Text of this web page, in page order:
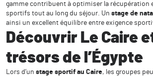
gamme contribuent à optimiser la récupération
sportifs tout au long du séjour. Un stage de
ainsi un excellent équilibre entre exigence
Découvrir Le Caire
trésors de l’Égypte
Lors d’un stage sportif au Caire, les groupes